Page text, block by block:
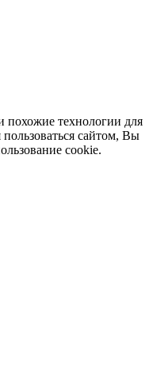
похожие технологии для
сайтом, Вы
cookie.